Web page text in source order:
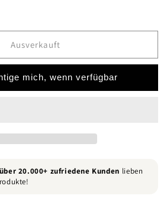
Ausverkauft
mich, wenn verfügbar
20.000+ zufriedene Kunden lieben